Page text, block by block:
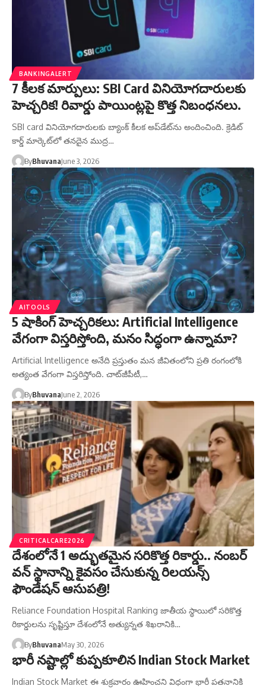
BANKINGALERT
7 కీలక మార్పులు: SBI Card వినియోగదారులకు
హెచ్చరిక! రివార్డు పాయింట్లపై కొత్త నిబంధనలు.
SBI card వినియోగదారులకు బ్యాంక్ కీలక అప్‌డేట్‌ను అందించింది. క్రెడిట్
కార్డ్ మార్కెట్‌లో తనదైన ముద్ర…
ByBhuvanaJune 3, 2026
AITOOLS
5 షాకింగ్ హెచ్చరికలు: Artificial Intelligence
వేగంగా విస్తరిస్తోంది, మనం సిద్ధంగా ఉన్నామా?
Artificial Intelligence అనేది ప్రస్తుతం మన జీవితంలోని ప్రతి రంగంలోకి
అత్యంత వేగంగా విస్తరిస్తోంది. చాట్‌జీపీటీ,…
ByBhuvanaJune 2, 2026
CRITICALCARE2026
దేశంలోనే 1 అద్భుతమైన సరికొత్త రికార్డు.. నంబర్
వన్ స్థానాన్ని కైవసం చేసుకున్న రిలయన్స్
ఫౌండేషన్ ఆసుపత్రి!
Reliance Foundation Hospital Ranking జాతీయ స్థాయిలో సరికొత్త
రికార్డులను సృష్టిస్తూ దేశంలోనే అత్యున్నత శిఖరానికి…
ByBhuvanaMay 30, 2026
భారీ నష్టాల్లో కుప్పకూలిన Indian Stock Market
Indian Stock Market ఈ శుక్రవారం ఊహించని విధంగా భారీ పతనానికి